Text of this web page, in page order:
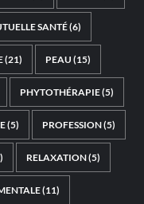
SANTÉ(6)
(21) PEAU (15)
PHYTOTHÉRAPIE(5)
(5) PROFESSION(5)
RELAXATION(5)
(11)